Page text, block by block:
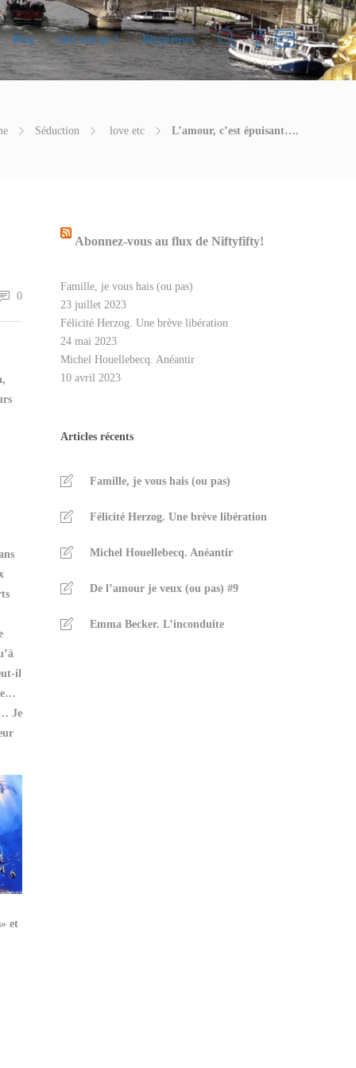
Blog Qui suis-je ? Blogueuses
Séduction love etc L’amour, c’est épuisant….
0
il
Je
et
Abonnez-vous au flux de Niftyfifty!
Famille, je vous hais (ou pas)
23 juillet 2023
Félicité Herzog. Une brève libération
24 mai 2023
Michel Houellebecq. Anéantir
10 avril 2023
Articles récents
Famille, je vous hais (ou pas)
Félicité Herzog. Une brève libération
Michel Houellebecq. Anéantir
De l’amour je veux (ou pas) #9
Emma Becker. L’inconduite